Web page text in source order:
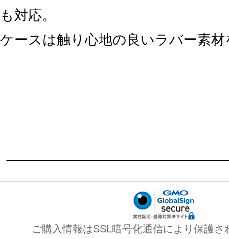
も対応。
ケースは触り心地の良いラバー素材
ご購入情報はSSL暗号化通信により保護さ